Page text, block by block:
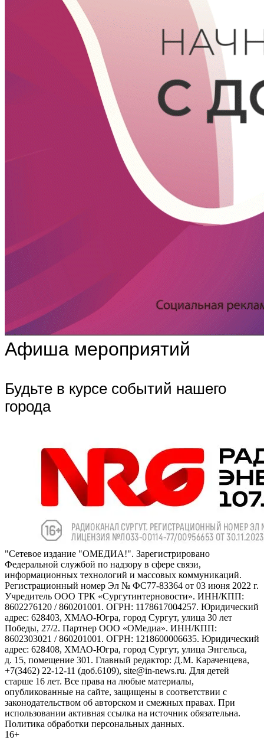
Афиша мероприятий
Будьте в курсе событий нашего
города
"Сетевое издание "ОМЕДИА!". Зарегистрировано
Федеральной службой по надзору в сфере связи,
информационных технологий и массовых коммуникаций.
Регистрационный номер Эл № ФС77-83364 от 03 июня 2022 г.
Учредитель ООО ТРК «Сургутинтерновости». ИНН/КПП:
8602276120 / 860201001. ОГРН: 1178617004257. Юридический
адрес: 628403, ХМАО-Югра, город Сургут, улица 30 лет
Победы, 27/2. Партнер ООО «ОМедиа». ИНН/КПП:
8602303021 / 860201001. ОГРН: 1218600006635. Юридический
адрес: 628408, ХМАО-Югра, город Сургут, улица Энгельса,
д. 15, помещение 301. Главный редактор: Д.М. Караченцева,
+7(3462) 22-12-11 (доб.6109), site@in-news.ru. Для детей
старше 16 лет. Все права на любые материалы,
опубликованные на сайте, защищены в соответствии с
законодательством об авторском и смежных правах. При
использовании активная ссылка на источник обязательна.
Политика обработки персональных данных.
16+